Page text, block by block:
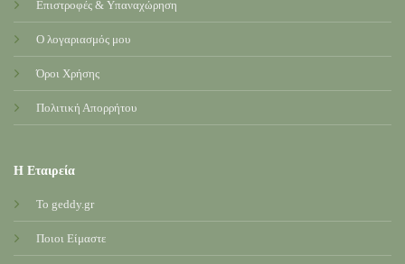
Επιστροφές & Υπαναχώρηση
Ο λογαριασμός μου
Όροι Χρήσης
Πολιτική Απορρήτου
Η Εταιρεία
Το geddy.gr
Ποιοι Είμαστε